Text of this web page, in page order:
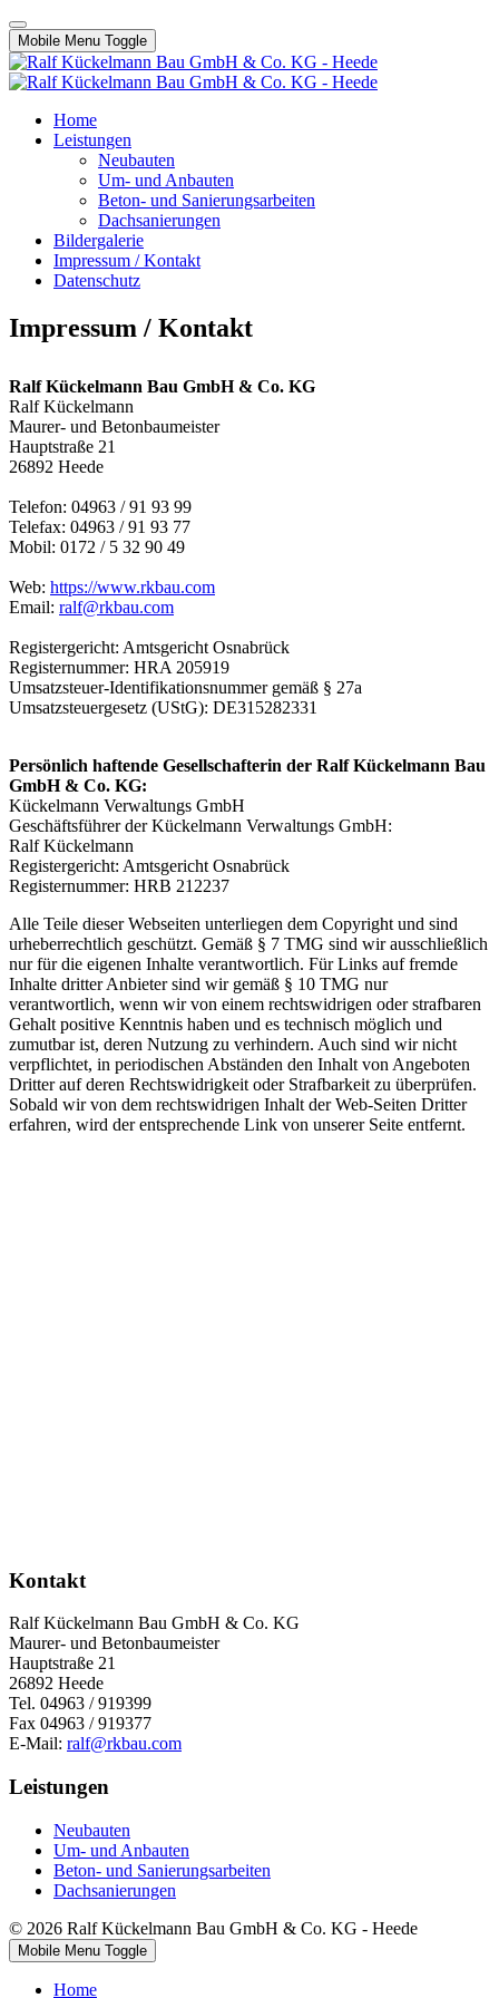
Mobile Menu Toggle
Home
Leistungen
Neubauten
Um- und Anbauten
Beton- und Sanierungsarbeiten
Dachsanierungen
Bildergalerie
Impressum / Kontakt
Datenschutz
Impressum / Kontakt
Ralf Kückelmann Bau GmbH & Co. KG
Ralf Kückelmann
Maurer- und Betonbaumeister
Hauptstraße 21
26892 Heede
Telefon: 04963 / 91 93 99
Telefax: 04963 / 91 93 77
Mobil: 0172 / 5 32 90 49
Web: https://www.rkbau.com
Email: ralf@rkbau.com
Registergericht: Amtsgericht Osnabrück
Registernummer: HRA 205919
Umsatzsteuer-Identifikationsnummer gemäß § 27a
Umsatzsteuergesetz (UStG): DE315282331
Persönlich haftende Gesellschafterin der Ralf Kückelmann Bau
GmbH & Co. KG:
Kückelmann Verwaltungs GmbH
Geschäftsführer der Kückelmann Verwaltungs GmbH:
Ralf Kückelmann
Registergericht: Amtsgericht Osnabrück
Registernummer: HRB 212237
Alle Teile dieser Webseiten unterliegen dem Copyright und sind
urheberrechtlich geschützt. Gemäß § 7 TMG sind wir ausschließlich
nur für die eigenen Inhalte verantwortlich. Für Links auf fremde
Inhalte dritter Anbieter sind wir gemäß § 10 TMG nur
verantwortlich, wenn wir von einem rechtswidrigen oder strafbaren
Gehalt positive Kenntnis haben und es technisch möglich und
zumutbar ist, deren Nutzung zu verhindern. Auch sind wir nicht
verpflichtet, in periodischen Abständen den Inhalt von Angeboten
Dritter auf deren Rechtswidrigkeit oder Strafbarkeit zu überprüfen.
Sobald wir von dem rechtswidrigen Inhalt der Web-Seiten Dritter
erfahren, wird der entsprechende Link von unserer Seite entfernt.
Kontakt
Ralf Kückelmann Bau GmbH & Co. KG
Maurer- und Betonbaumeister
Hauptstraße 21
26892 Heede
Tel. 04963 / 919399
Fax 04963 / 919377
E-Mail: ralf@rkbau.com
Leistungen
Neubauten
Um- und Anbauten
Beton- und Sanierungsarbeiten
Dachsanierungen
© 2026 Ralf Kückelmann Bau GmbH & Co. KG - Heede
Mobile Menu Toggle
Home